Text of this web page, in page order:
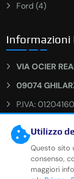
Ford (4)
Informazioni
VIA OCIER
09074
P.IVA:
Numero REA:
Capitale
PEC:
Utilizzo
Questo sito
consenso,
maggiori